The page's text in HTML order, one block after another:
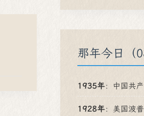
那年今日（
1935年： 中国共
1928年： 美国波